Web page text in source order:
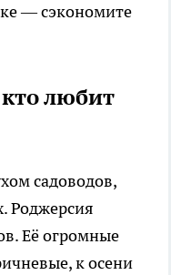
— сэкономите
любит
садоводов,
Роджерсия
Её огромные
к осени